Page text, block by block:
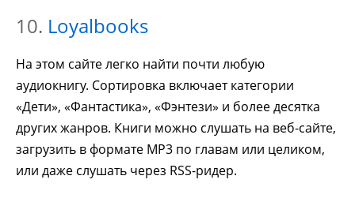
10. Loyalbooks
На этом сайте легко найти почти любую
аудиокнигу. Сортировка включает категории
«Дети», «Фантастика», «Фэнтези» и более десятка
других жанров. Книги можно слушать на веб-сайте,
загрузить в формате MP3 по главам или целиком,
или даже слушать через RSS-ридер.